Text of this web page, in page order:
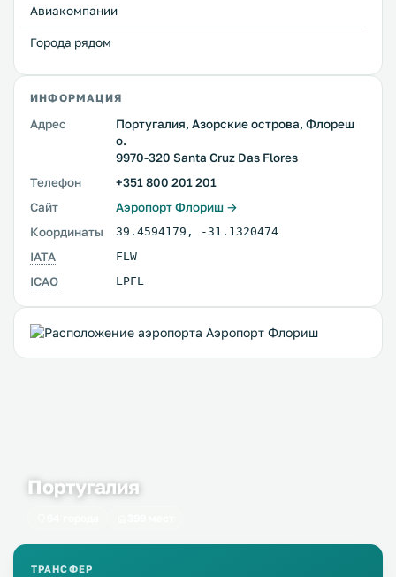
Авиакомпании
Города рядом
ИНФОРМАЦИЯ
Адрес
Португалия, Азорские острова, Флореш
о.
9970-320 Santa Cruz Das Flores
Телефон
+351 800 201 201
Сайт
Аэропорт Флориш →
Координаты
39.4594179 , -31.1320474
IATA FLW
ICAO LPFL
Португалия
ТРАНСФЕР